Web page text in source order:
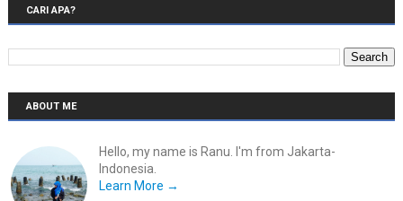
CARI APA?
ABOUT ME
Hello, my name is Ranu. I'm from Jakarta-
Indonesia.
Learn More →